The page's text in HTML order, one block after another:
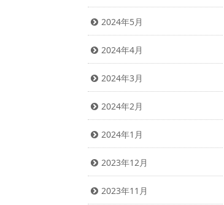
2024年5月
2024年4月
2024年3月
2024年2月
2024年1月
2023年12月
2023年11月